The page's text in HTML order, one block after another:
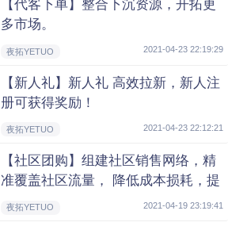
【代客下单】整合下沉资源，开拓更
多市场。
夜拓YETUO 2021-04-23 22:19:29
【新人礼】新人礼 高效拉新，新人注
册可获得奖励！
夜拓YETUO 2021-04-23 22:12:21
【社区团购】组建社区销售网络，精
准覆盖社区流量， 降低成本损耗，提
升经营效率。
夜拓YETUO 2021-04-19 23:19:41